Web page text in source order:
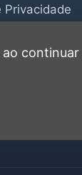
Privacidade
continuar